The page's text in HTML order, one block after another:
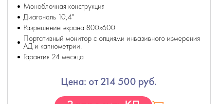
Моноблочная конструкция
Диагональ 10,4"
Разрешение экрана 800х600
Портативный монитор с опциями инвазивного измерения
АД и капнометрии.
Гарантия 24 месяца
Цена: от 214 500 руб.